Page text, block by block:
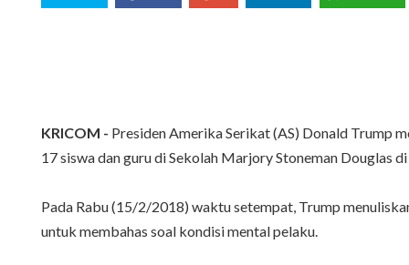
KRICOM - Presiden Amerika Serikat (AS) Donald Trump
17 siswa dan guru di Sekolah Marjory Stoneman Douglas
Pada Rabu (15/2/2018) waktu setempat, Trump
untuk membahas soal kondisi mental pelaku.